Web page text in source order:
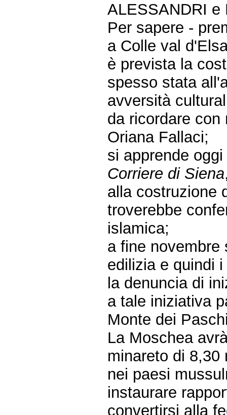
ALESSANDRI
Per sapere -
a Colle val
è prevista la
spesso stata
avversità
da ricordare
Oriana Fallaci;
si apprende
Corriere di Siena
alla costruzione
troverebbe
islamica;
a fine novembre
edilizia e quindi
la denuncia di
a tale iniziativa
Monte dei
La Moschea
minareto di 8,30
nei paesi
instaurare
convertirsi alla